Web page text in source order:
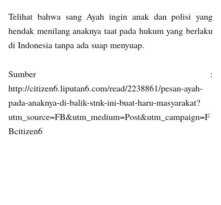
Telihat bahwa sang Ayah ingin anak dan polisi yang
hendak menilang anaknya taat pada hukum yang berlaku
di Indonesia tanpa ada suap menyuap.
Sumber :
http://citizen6.liputan6.com/read/2238861/pesan-ayah-
pada-anaknya-di-balik-stnk-ini-buat-haru-masyarakat?
utm_source=FB&utm_medium=Post&utm_campaign=F
Bcitizen6